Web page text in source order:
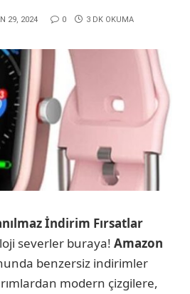
29, 2024 0 3 DK OKUMA
İndirim Fırsatlar
severler buraya! Amazon
benzersiz indirimler
modern çizgilere,